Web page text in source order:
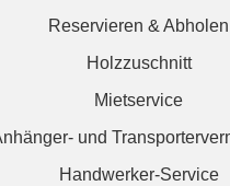
Reservieren & Abholen
Holzzuschnitt
Mietservice
und
Handwerker-Service